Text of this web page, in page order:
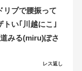
リブで腰振って
トい｢川越にこ｣
みる(miru)ぽさ
レス返し